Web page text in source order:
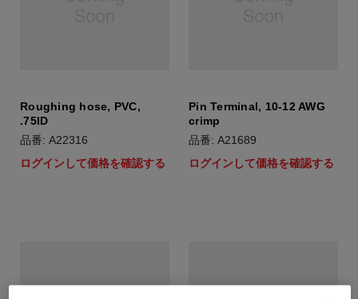
Roughing hose, PVC,
.75ID
品番: A22316
ログインして価格を確認する
Pin Terminal, 10-12 AWG
crimp
品番: A21689
ログインして価格を確認する